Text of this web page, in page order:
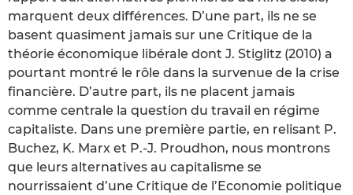
marquent deux différences. D’une part, ils ne se
basent quasiment jamais sur une Critique de la
théorie économique libérale dont J. Stiglitz (2010) a
pourtant montré le rôle dans la survenue de la crise
financière. D’autre part, ils ne placent jamais
comme centrale la question du travail en régime
capitaliste. Dans une première partie, en relisant P.
Buchez, K. Marx et P.-J. Proudhon, nous montrons
que leurs alternatives au capitalisme se
nourrissaient d’une Critique de l’Economie politique